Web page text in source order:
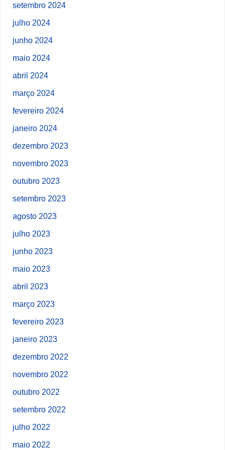
setembro 2024
julho 2024
junho 2024
maio 2024
abril 2024
março 2024
fevereiro 2024
janeiro 2024
dezembro 2023
novembro 2023
outubro 2023
setembro 2023
agosto 2023
julho 2023
junho 2023
maio 2023
abril 2023
março 2023
fevereiro 2023
janeiro 2023
dezembro 2022
novembro 2022
outubro 2022
setembro 2022
julho 2022
maio 2022